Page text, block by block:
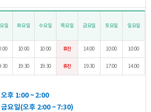
일 화요일 수요일 목요일 금요일 토요일 일요일
10:00 10:00 휴진 14:00 10:00 10:00
19:30 19:30 휴진 19:30 17:00 14:00
후 1:00 ~ 2:00
금요일(오후 2:00 ~ 7:30)